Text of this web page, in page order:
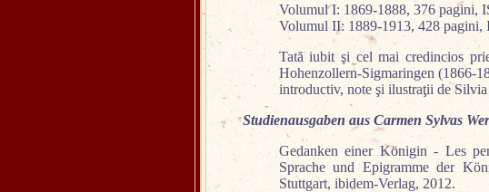
Volumul I: 1869-1888, 376 pagini,
Volumul II: 1889-1913, 428 pagini,
Tată iubit şi cel mai credincios
Hohenzollern-Sigmaringen (1866-
introductiv, note şi ilustraţii de
Studienausgaben aus Carmen Sylvas
Gedanken einer Königin - Les
Sprache und Epigramme der
Stuttgart, ibidem-Verlag, 2012.